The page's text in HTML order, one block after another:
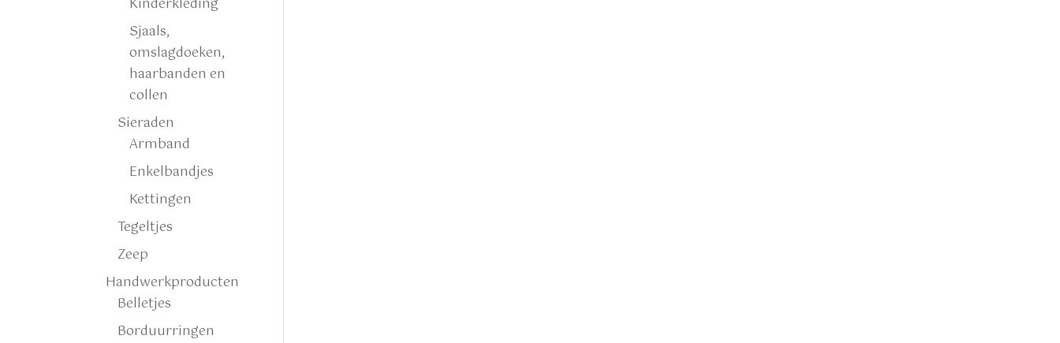
Sjaals,
omslagdoeken,
haarbanden en
collen
Sieraden
Armband
Enkelbandjes
Kettingen
Tegeltjes
Zeep
Handwerkproducten
Belletjes
Borduurringen